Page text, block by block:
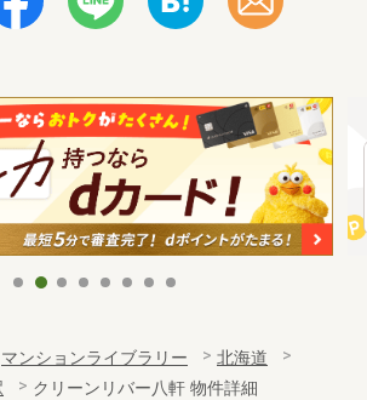
マンションライブラリー
北海道
クリーンリバー八軒 物件詳細